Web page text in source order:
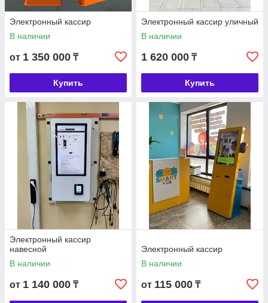
Электронный кассир
В наличии
от 1 350 000 ₸
Купить
Электронный кассир уличный
В наличии
1 620 000 ₸
Купить
Электронный кассир
навесной
В наличии
от 1 140 000 ₸
Электронный кассир
В наличии
от 115 000 ₸